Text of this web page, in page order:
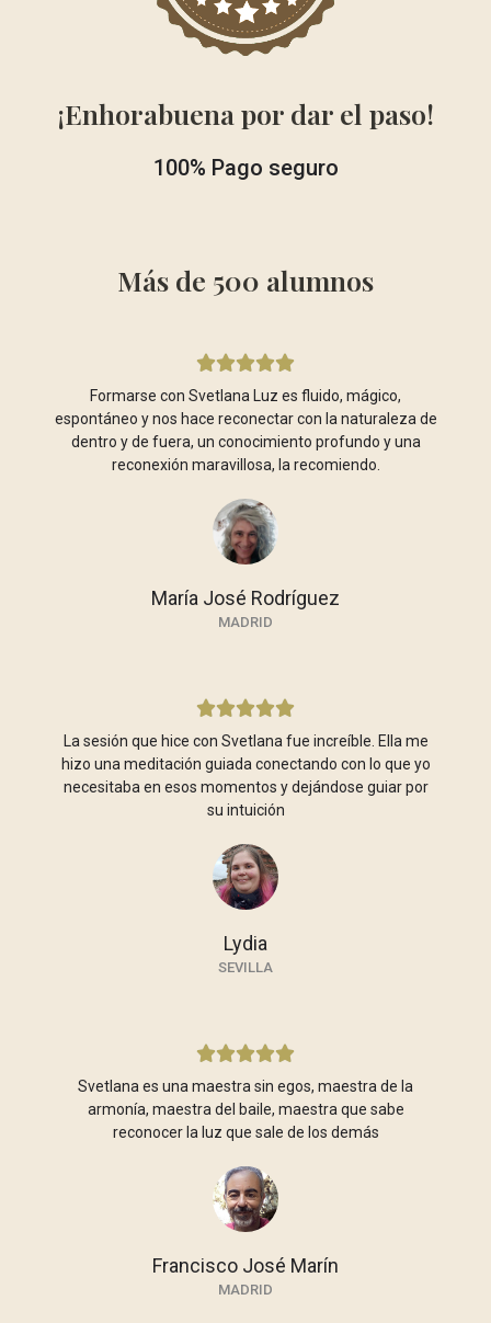
¡Enhorabuena por dar el paso!
100% Pago seguro
Más de 500 alumnos

Formarse con Svetlana Luz es fluido, mágico,
espontáneo y nos hace reconectar con la naturaleza de
dentro y de fuera, un conocimiento profundo y una
reconexión maravillosa, la recomiendo.
María José Rodríguez
MADRID

La sesión que hice con Svetlana fue increíble. Ella me
hizo una meditación guiada conectando con lo que yo
necesitaba en esos momentos y dejándose guiar por
su intuición
Lydia
SEVILLA

Svetlana es una maestra sin egos, maestra de la
armonía, maestra del baile, maestra que sabe
reconocer la luz que sale de los demás
Francisco José Marín
MADRID